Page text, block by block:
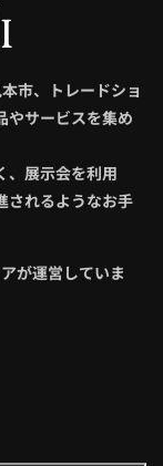
市、トレードショ
やサービスを集め
、展示会を利用
されるようなお手
が運営していま